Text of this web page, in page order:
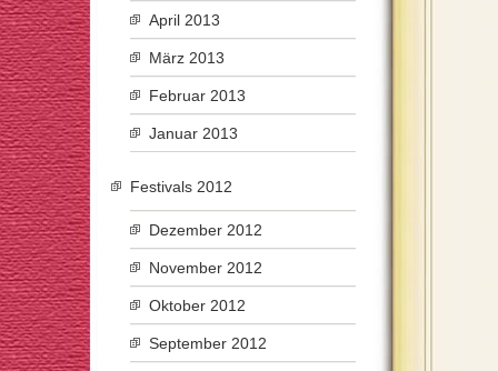
April 2013
März 2013
Februar 2013
Januar 2013
Festivals 2012
Dezember 2012
November 2012
Oktober 2012
September 2012